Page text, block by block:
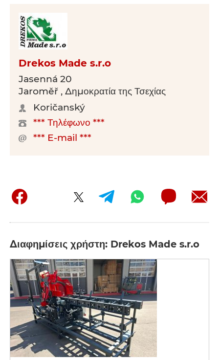
Drekos Made s.r.o
Jasenná 20
Jaroměř , Δημοκρατία της Τσεχίας
Koričanský
*** Τηλέφωνο ***
*** E-mail ***
Διαφημίσεις χρήστη: Drekos Made s.r.o